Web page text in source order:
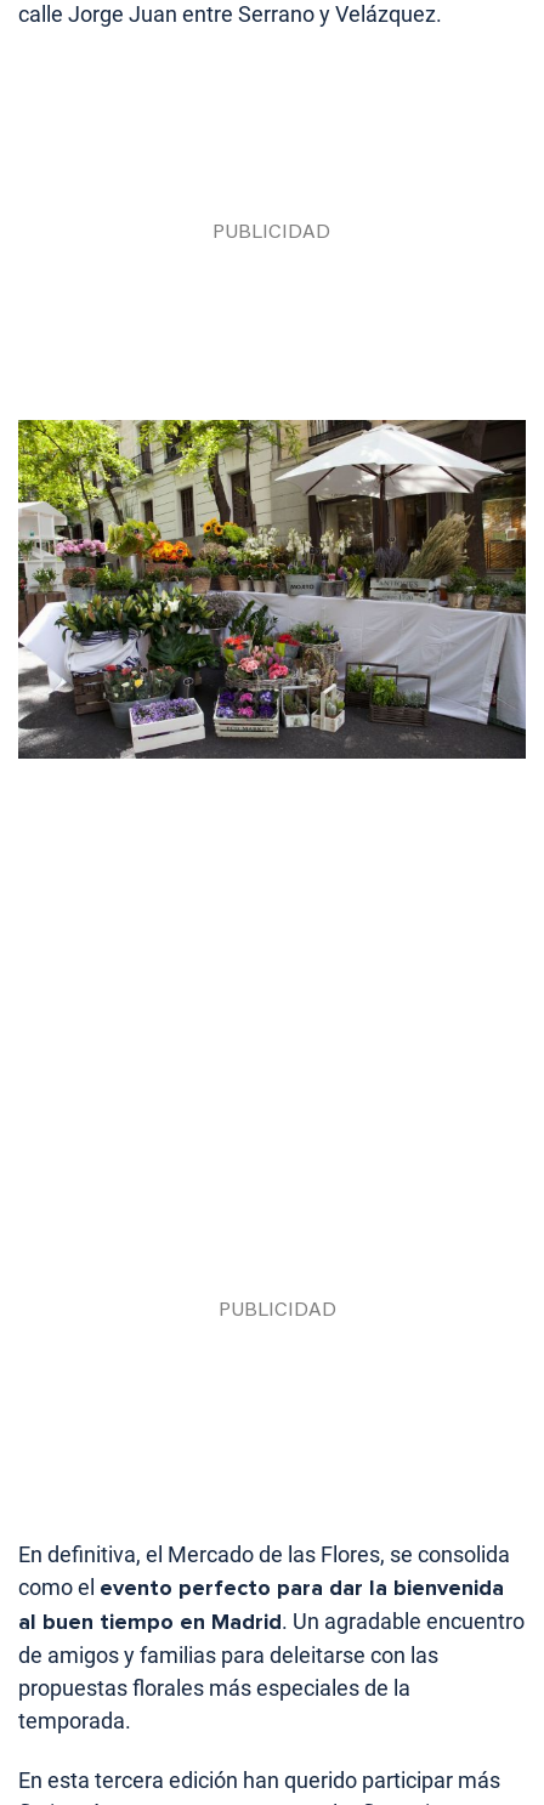
calle Jorge Juan entre Serrano y Velázquez.
En definitiva, el Mercado de las Flores, se consolida
como el evento perfecto para dar la bienvenida
al buen tiempo en Madrid. Un agradable encuentro
de amigos y familias para deleitarse con las
propuestas florales más especiales de la
temporada.
En esta tercera edición han querido participar más